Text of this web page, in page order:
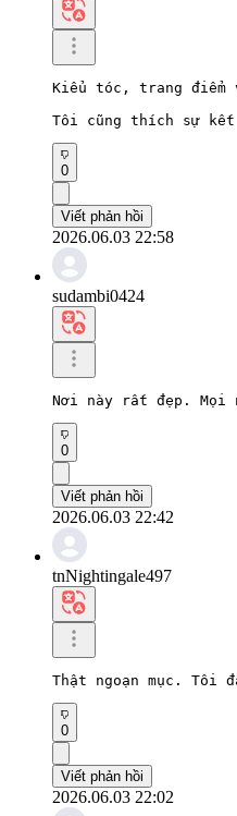
Kiểu tóc, trang điểm
Tôi cũng thích sự kết
0
Viết phản hồi
2026.06.03 22:58
sudambi0424
Nơi này rất đẹp. Mọi
0
Viết phản hồi
2026.06.03 22:42
tnNightingale497
Thật ngoạn mục. Tôi
0
Viết phản hồi
2026.06.03 22:02